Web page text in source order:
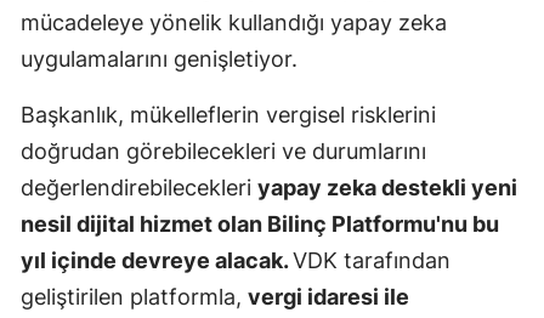
Isparta
mücadeleye yönelik kullandığı yapay zeka
uygulamalarını genişletiyor.
Başkanlık, mükelleflerin vergisel risklerini
doğrudan görebilecekleri ve durumlarını
değerlendirebilecekleri yapay zeka destekli yeni
nesil dijital hizmet olan Bilinç Platformu'nu bu
yıl içinde devreye alacak.VDK tarafından
geliştirilen platformla, vergi idaresi ile